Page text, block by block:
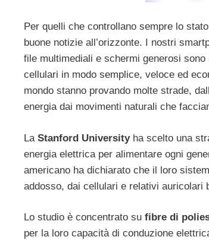
Per quelli che controllano sempre lo
buone notizie all’orizzonte. I nostri
file multimediali e schermi generosi
cellulari in modo semplice, veloce ed
mondo stanno provando molte strade,
energia dai movimenti naturali che
La Stanford Universityha scelto una
energia elettrica per alimentare ogni
americano ha dichiarato che il loro
addosso, dai cellulari e relativi auricolari
Lo studio è concentrato su fibre di
per la loro capacità di conduzione